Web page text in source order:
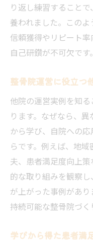
り返し練習すること
養われました。この
信頼獲得やリピート
自己研鑽が不可欠です。
整骨院運営に役立つ
他院の運営実例を知
ります。なぜなら、
から学び、自院への
らです。例えば、地
夫、患者満足度向上
的な取り組みを観察
が上がった事例があり
持続可能な整骨院づく
学びから得た患者満